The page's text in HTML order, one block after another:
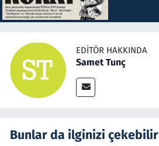
EDITÖR HAKKINDA
Samet Tunç
Bunlar da ilginizi çekebilir